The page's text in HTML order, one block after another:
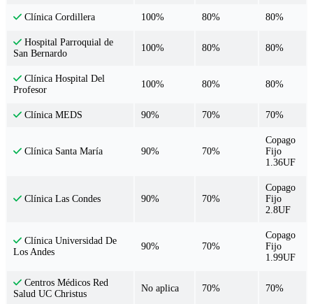
Clínica Cordillera 100% 80% 80%
Hospital Parroquial de
San Bernardo
100% 80% 80%
Clínica Hospital Del
Profesor
100% 80% 80%
Clínica MEDS 90% 70% 70%
Clínica Santa María 90% 70%
Copago
Fijo
1.36UF
Clínica Las Condes 90% 70%
Copago
Fijo
2.8UF
Clínica Universidad De
Los Andes
90% 70%
Copago
Fijo
1.99UF
Centros Médicos Red
Salud UC Christus
No aplica 70% 70%